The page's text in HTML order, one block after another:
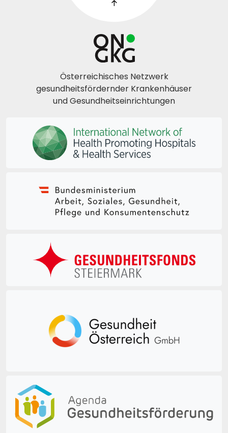
Österreichisches Netzwerk
gesundheitsfördernder Krankenhäuser
und Gesundheitseinrichtungen